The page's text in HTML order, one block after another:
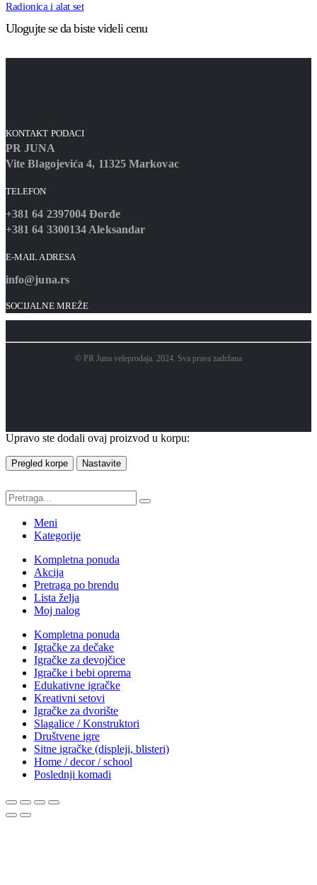
Radionica i alat set
Ulogujte se da biste videli cenu
KONTAKT PODACI
PR JUNA
Vite Blagojevića 4, 11325 Markovac
TELEFON
+381 64 2397004 Đorđe
+381 64 3300134 Aleksandar
E-MAIL ADRESA
info@juna.rs
SOCIJALNE MREŽE
© PR Juna veleprodaja. 2024. Sva prava zadržana
Upravo ste dodali ovaj proizvod u korpu:
Pregled korpe Nastavite
Meni
Kategorije
Kompletna ponuda
Akcija
Pretraga po brendu
Lista želja
Moj nalog
Kompletna ponuda
Igračke za dečake
Igračke za devojčice
Igračke i bebi oprema
Edukativne igračke
Kreativni setovi
Igračke za dvorište
Slagalice / Konstruktori
Društvene igre
Sitne igračke (displeji, blisteri)
Home / decor / school
Poslednji komadi